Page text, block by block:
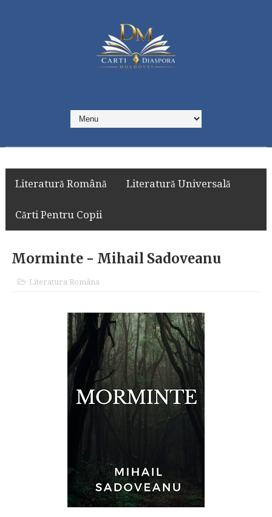
Literatură Română Literatură Universală
Cărti Pentru Copii
Morminte - Mihail Sadoveanu
Literatura Româna